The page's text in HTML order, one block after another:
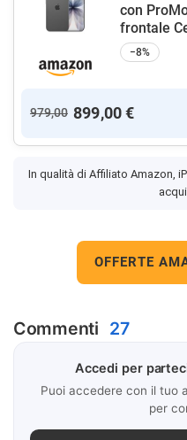
con
frontale
−8%
979,00 899,00 €
In qualità di Affiliato Amazon,
OFFERTE
Commenti 27
Accedi per
Puoi accedere con il tuo
per